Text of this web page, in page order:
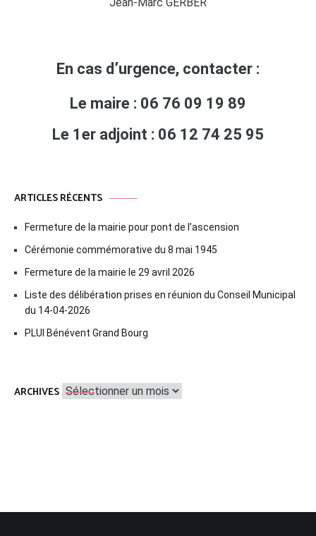
En cas d’urgence, contacter :
Le maire : 06 76 09 19 89
Le 1er adjoint : 06 12 74 25 95
ARTICLES RÉCENTS
Fermeture de la mairie pour pont de l’ascension
Cérémonie commémorative du 8 mai 1945
Fermeture de la mairie le 29 avril 2026
Liste des délibération prises en réunion du Conseil Municipal
du 14-04-2026
PLUI Bénévent Grand Bourg
ARCHIVES Archives